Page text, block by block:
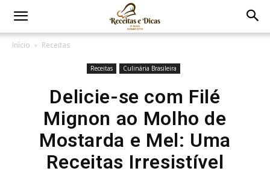
Início Receitas
Receitas Culinária Brasileira
Delicie-se com Filé
Mignon ao Molho de
Mostarda e Mel: Uma
Receitas Irresistível